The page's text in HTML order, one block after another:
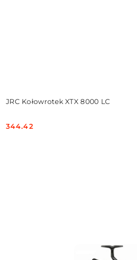
JRC Kołowrotek XTX 8000 LC
Cena:
344.42